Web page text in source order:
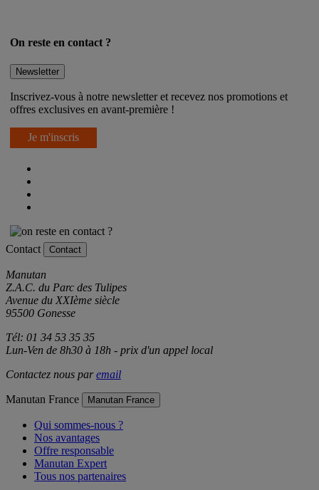
On reste en contact ?
Newsletter
Inscrivez-vous à notre newsletter et recevez nos promotions et
offres exclusives en avant-première !
Je m'inscris
Contact Contact
Manutan
Z.A.C. du Parc des Tulipes
Avenue du XXIème siècle
95500 Gonesse
Tél: 01 34 53 35 35
Lun-Ven de 8h30 à 18h - prix d'un appel local
Contactez nous paremail
Manutan France Manutan France
Qui sommes-nous ?
Nos avantages
Offre responsable
Manutan Expert
Tous nos partenaires